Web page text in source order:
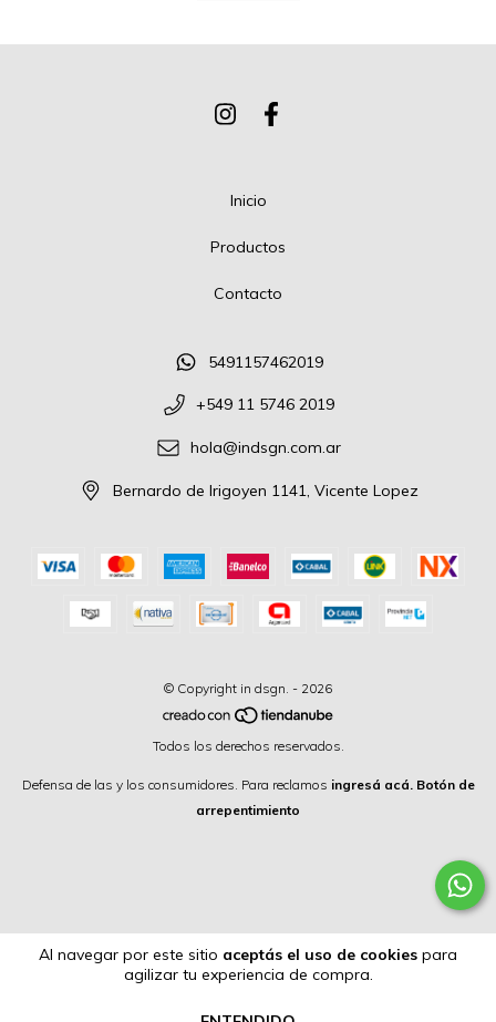
Al navegar por este sitio aceptás el uso de cookies para
agilizar tu experiencia de compra.
Inicio
Productos
Contacto
5491157462019
+549 11 5746 2019
hola@indsgn.com.ar
Bernardo de Irigoyen 1141, Vicente Lopez
© Copyright in dsgn. - 2026
Todos los derechos reservados.
Defensa de las y los consumidores. Para reclamos ingresá acá. Botón de
arrepentimiento